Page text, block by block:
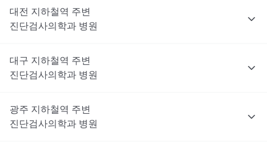
대전 지하철역 주변
진단검사의학과 병원
대구 지하철역 주변
진단검사의학과 병원
광주 지하철역 주변
진단검사의학과 병원